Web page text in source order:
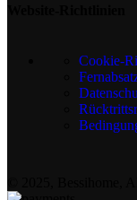
Cookie-